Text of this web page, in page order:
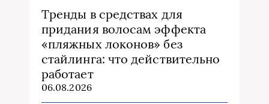
Тренды в средствах для
придания волосам эффекта
«пляжных локонов» без
стайлинга: что действительно
работает
06.08.2026